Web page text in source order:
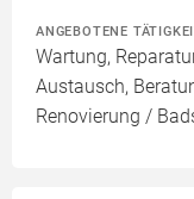
ANGEBOTENE
Wartung,
Austausch,
Renovierung /